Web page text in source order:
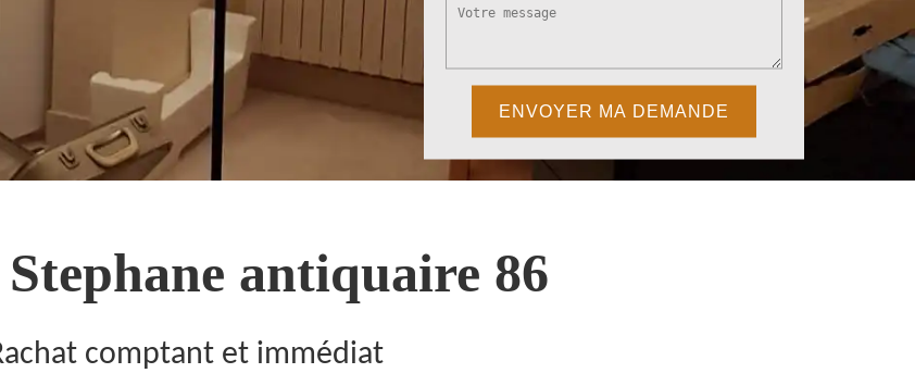
antiquaire 86
comptant et immédiat